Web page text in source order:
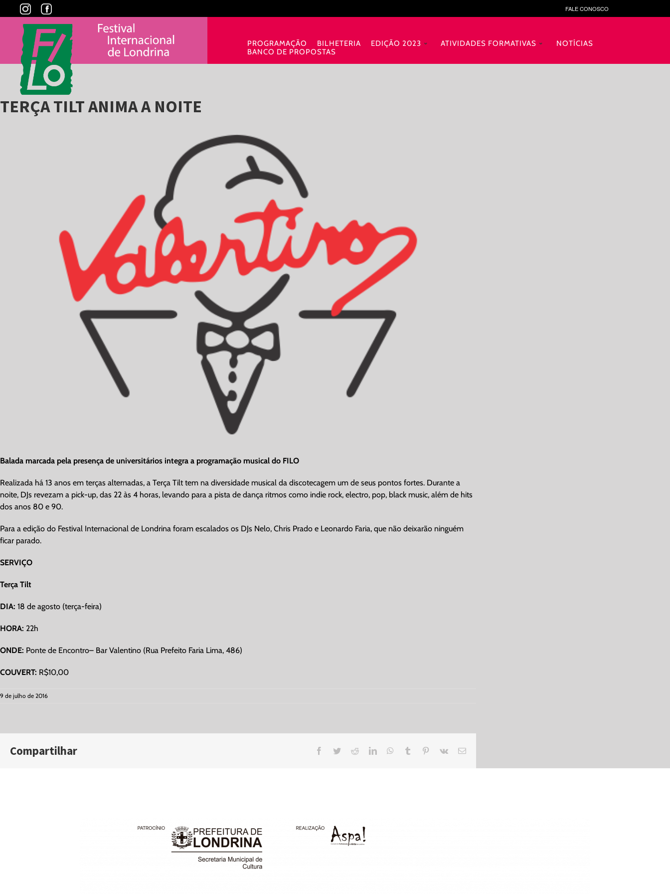
to
content
FALE CONOSCO
PROGRAMAÇÃO BILHETERIA EDIÇÃO 2023 ATIVIDADES FORMATIVAS
NOTÍCIAS
BANCO DE PROPOSTAS
TERÇA TILT ANIMA A NOITE
Balada marcada pela presença de universitários integra a programação musical do FILO
Realizada há 13 anos em terças alternadas, a Terça Tilt tem na diversidade musical da discotecagem um de seus pontos fortes. Durante a
noite, DJs revezam a pick-up, das 22 às 4 horas, levando para a pista de dança ritmos como indie rock, electro, pop, black music, além de hits
dos anos 80 e 90.
Para a edição do Festival Internacional de Londrina foram escalados os DJs Nelo, Chris Prado e Leonardo Faria, que não deixarão ninguém
ficar parado.
SERVIÇO
Terça Tilt
DIA: 18 de agosto (terça-feira)
HORA: 22h
ONDE: Ponte de Encontro– Bar Valentino (Rua Prefeito Faria Lima, 486)
COUVERT: R$10,00
9 de julho de 2016
Compartilhar Facebook
TwitterRedditLinkedInWhatsApp
Tumblr Pinterest
Vk Email